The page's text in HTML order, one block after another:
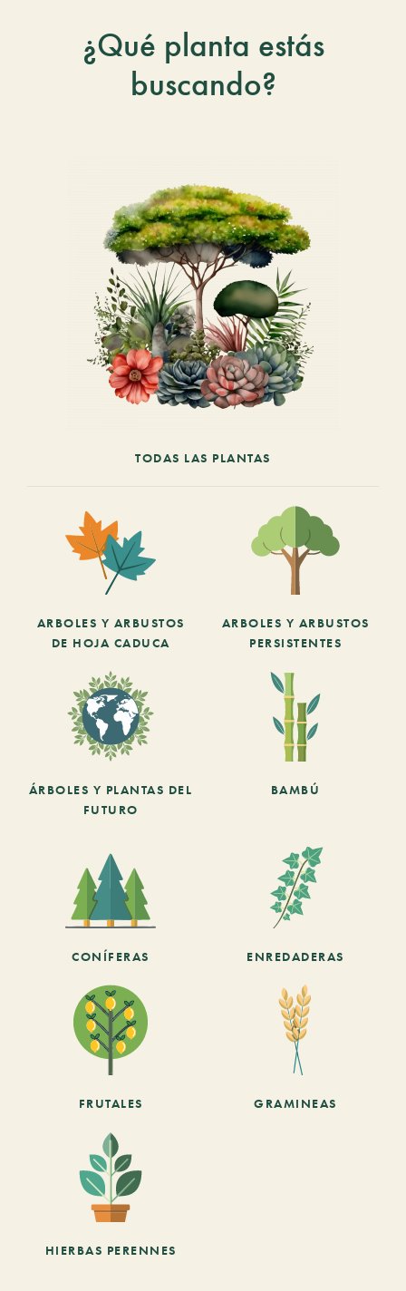
¿Qué planta estás
buscando?
TODAS LAS PLANTAS
ARBOLES Y ARBUSTOS
DE HOJA CADUCA
ARBOLES Y ARBUSTOS
PERSISTENTES
ÁRBOLES Y PLANTAS DEL
FUTURO
BAMBÚ
CONÍFERAS ENREDADERAS
FRUTALES GRAMINEAS
HIERBAS PERENNES